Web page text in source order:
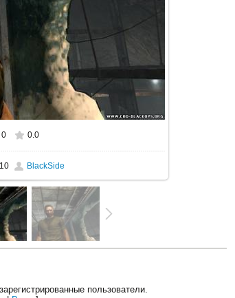
1024x768
0 0.0
BlackSide
пользователи.